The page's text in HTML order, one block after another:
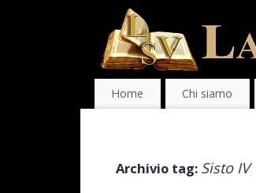
Home Chi siamo
Archivio tag: Sisto IV